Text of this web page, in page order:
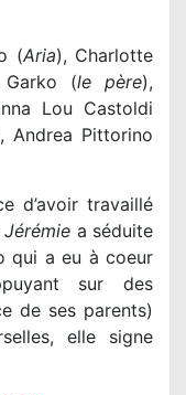
(Aria), Charlotte
Garko (le père),
Lou Castoldi
Andrea Pittorino
d’avoir travaillé
a séduite
qui a eu à coeur
sur des
de ses parents)
elle signe